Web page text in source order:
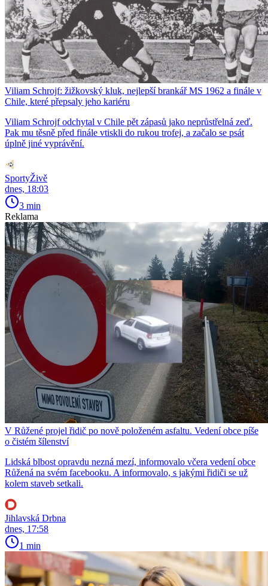
Viliam Schrojf: žižkovský kluk, nejlepší brankář MS 1962 a finále v
Chile, které přepsaly jeho kariéru
Viliam Schrojf odchytal v Chile pět zápasů jako neprůstřelná zeď.
Pak mu těsně před finále vtiskli do rukou trofej, a začalo se psát
úplně jiné vyprávění.
SportyŽivě
dnes, 18:03
3 min
Reklama
V Růžené projel řidič po nově položeném asfaltu. Vedení obce píše
o čistém šílenství
Lidská blbost opravdu nezná mezí, informovalo včera vedení obce
Růžená na svém facebooku. A informovalo, s jakými řidiči se už
kolem staveb setkali.
Jihlavská Drbna
dnes, 17:58
1 min